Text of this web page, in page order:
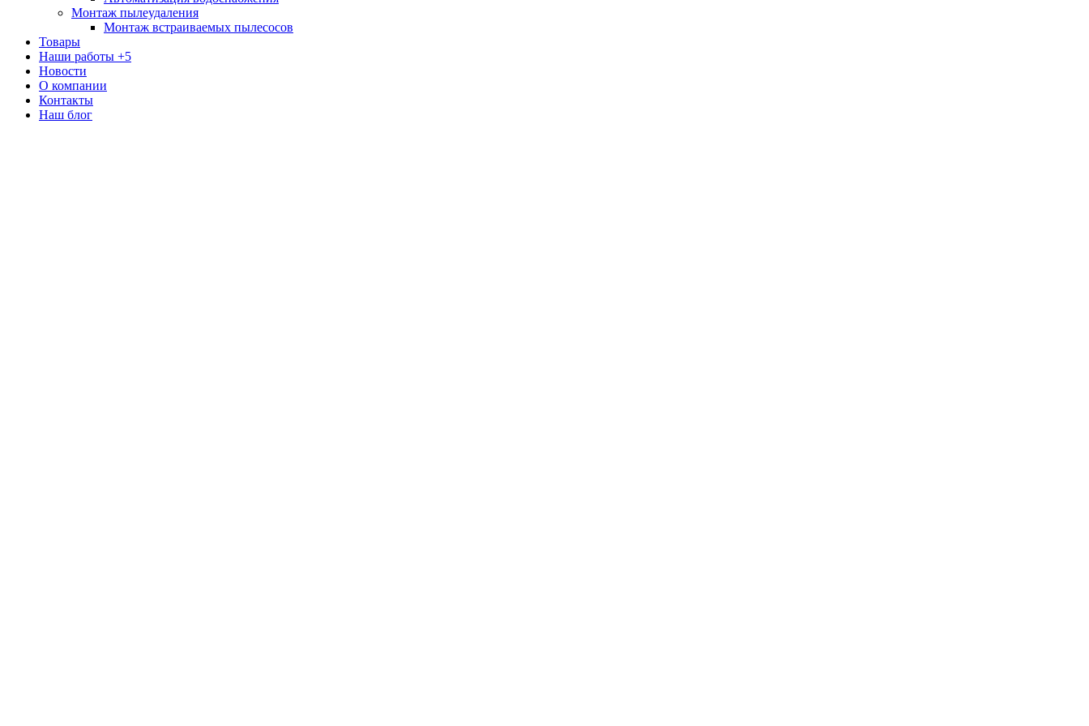
Монтаж пылеудаления
Монтаж встраиваемых пылесосов
Товары
Наши работы +5
Новости
О компании
Контакты
Наш блог